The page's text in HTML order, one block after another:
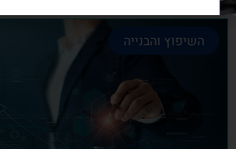
השיפוץ והבנייה
הצטרפות לקהילה